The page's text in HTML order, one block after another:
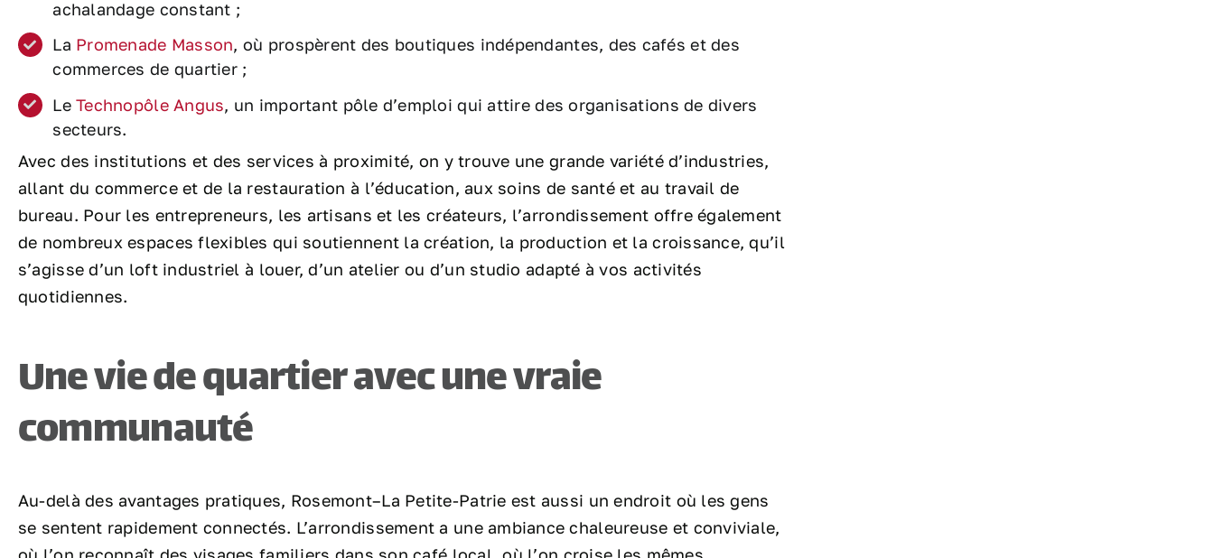
achalandage constant ;
La Promenade Masson, où prospèrent des boutiques indépendantes, des cafés et des
commerces de quartier ;
LeTechnopôle Angus, un important pôle d’emploi qui attire des organisations de divers
secteurs.
Avec des institutions et des services à proximité, on y trouve une grande variété d’industries,
allant du commerce et de la restauration à l’éducation, aux soins de santé et au travail de
bureau. Pour les entrepreneurs, les artisans et les créateurs, l’arrondissement offre également
de nombreux espaces flexibles qui soutiennent la création, la production et la croissance, qu’il
s’agisse d’un loft industriel à louer, d’un atelier ou d’un studio adapté à vos activités
quotidiennes.
Une vie de quartier avec une vraie
communauté
Au-delà des avantages pratiques, Rosemont–La Petite-Patrie est aussi un endroit où les gens
se sentent rapidement connectés. L’arrondissement a une ambiance chaleureuse et conviviale,